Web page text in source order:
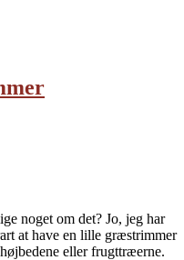
noget om det? Jo, jeg har
at have en lille græstrimmer
eller frugttræerne.